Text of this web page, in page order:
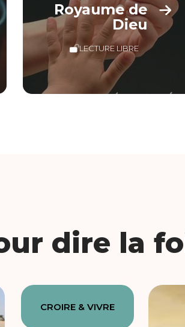
Royaume de
Dieu
LECTURE LIBRE
dire la
CROIRE & VIVRE